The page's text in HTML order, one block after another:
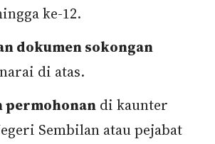
ke-12.
dokumen sokongan
di atas.
permohonan di kaunter
Sembilan atau pejabat